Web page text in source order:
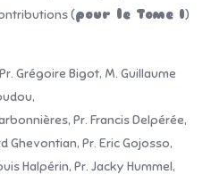
(pour le Tome I)
Grégoire Bigot, M. Guillaume
Pr. Francis Delpérée,
Ghevontian, Pr. Eric Gojosso,
Halpérin, Pr. Jacky Hummel,